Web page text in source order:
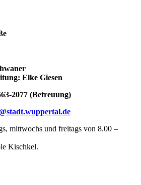
Elke Giesen
2077 (Betreuung)
mittwochs und freitags von 8.00 –
Kischkel.